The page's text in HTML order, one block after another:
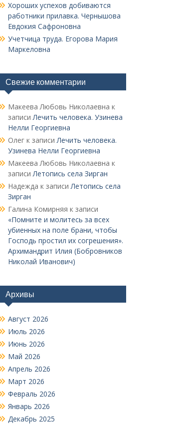
Хороших успехов добиваются
работники прилавка. Чер­нышова
Евдокия Сафроновна
Учетчица труда. Его­рова Мария
Маркеловна
Свежие комментарии
Макеева Любовь Николаевна к
записиЛечить человека. Узинева
Нелли Георгиевна
Олегк записиЛечить человека.
Узинева Нелли Георгиевна
Макеева Любовь Николаевна к
записиЛетопись села Зирган
Надежда к записиЛетопись села
Зирган
Галина Комирняя к записи
«Помните и молитесь за всех
убиенных на поле брани, чтобы
Господь простил их согрешения».
Архимандрит Илия (Бобровников
Николай Иванович)
Архивы
Август 2026
Июль 2026
Июнь 2026
Май 2026
Апрель 2026
Март 2026
Февраль 2026
Январь 2026
Декабрь 2025